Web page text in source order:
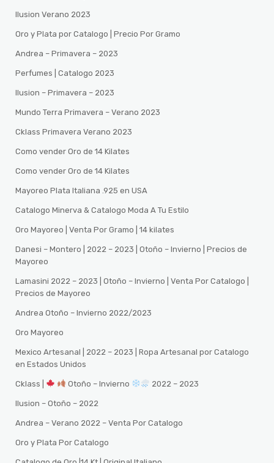
Ilusion Verano 2023
Oro y Plata por Catalogo | Precio Por Gramo
Andrea – Primavera – 2023
Perfumes | Catalogo 2023
Ilusion – Primavera – 2023
Mundo Terra Primavera – Verano 2023
Cklass Primavera Verano 2023
Como vender Oro de 14 Kilates
Como vender Oro de 14 Kilates
Mayoreo Plata Italiana .925 en USA
Catalogo Minerva & Catalogo Moda A Tu Estilo
Oro Mayoreo | Venta Por Gramo | 14 kilates
Danesi – Montero | 2022 – 2023 | Otoño – Invierno | Precios de
Mayoreo
Lamasini 2022 – 2023 | Otoño – Invierno | Venta Por Catalogo |
Precios de Mayoreo
Andrea Otoño – Invierno 2022/2023
Oro Mayoreo
Mexico Artesanal | 2022 – 2023 | Ropa Artesanal por Catalogo
en Estados Unidos
Cklass | Otoño – Invierno 2022 – 2023
Ilusion – Otoño – 2022
Andrea – Verano 2022 – Venta Por Catalogo
Oro y Plata Por Catalogo